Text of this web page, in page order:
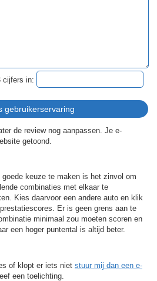
cijfers in:
de review nog aanpassen. Je e-
getoond.
goede keuze te maken is het zinvol om
combinaties met elkaar te
Kies daarvoor een andere auto en klik
Er is geen grens aan te
minimaal zou moeten scoren en
een hoger puntental is altijd beter.
of klopt er iets niet stuur mij dan een e-
een toelichting.